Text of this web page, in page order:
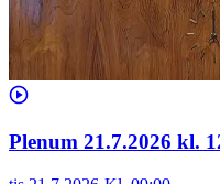
Plenum 21.7.2026 kl.